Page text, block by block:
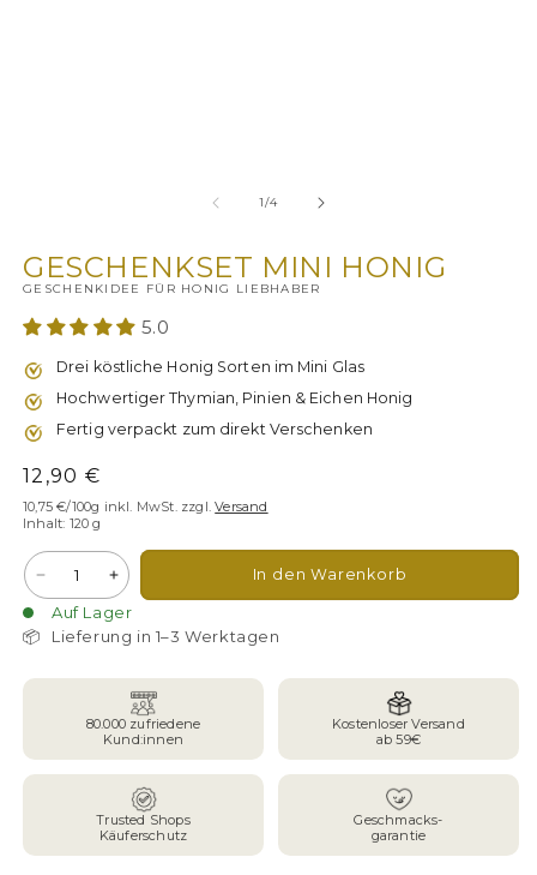
1/von
4
GESCHENKSET MINI HONIG
GESCHENKIDEE FÜR HONIG LIEBHABER
5.0
Drei köstliche Honig Sorten im Mini Glas
Hochwertiger Thymian, Pinien & Eichen Honig
Fertig verpackt zum direkt Verschenken
Normaler
Preis
12,90 €
10,75 €/100g inkl. MwSt. zzgl.Versand
Inhalt: 120 g
Anzahl
Verringere
die
Menge
Geschenkset
Honig
Erhöhe
die
Menge
Geschenkset
Mini
Honig
In den Warenkorb
Auf Lager
📦
Lieferung in 1–3 Werktagen
80.000 zufriedene
Kund:innen
Kostenloser Versand
ab 59€
Trusted Shops
Käuferschutz
Geschmacks-
garantie